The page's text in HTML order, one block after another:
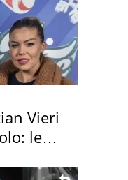
Vieri
le